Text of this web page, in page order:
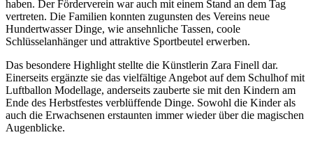
haben. Der Förderverein war auch mit einem Stand an dem Tag
vertreten. Die Familien konnten zugunsten des Vereins neue
Hundertwasser Dinge, wie ansehnliche Tassen, coole
Schlüsselanhänger und attraktive Sportbeutel erwerben.
Das besondere Highlight stellte die Künstlerin Zara Finell dar.
Einerseits ergänzte sie das vielfältige Angebot auf dem Schulhof mit
Luftballon Modellage, anderseits zauberte sie mit den Kindern am
Ende des Herbstfestes verblüffende Dinge. Sowohl die Kinder als
auch die Erwachsenen erstaunten immer wieder über die magischen
Augenblicke.